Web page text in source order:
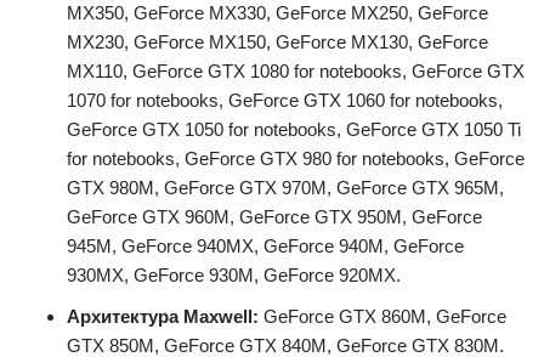
MX350, GeForce MX330, GeForce MX250, GeForce
MX230, GeForce MX150, GeForce MX130, GeForce
MX110, GeForce GTX 1080 for notebooks, GeForce GTX
1070 for notebooks, GeForce GTX 1060 for notebooks,
GeForce GTX 1050 for notebooks, GeForce GTX 1050 Ti
for notebooks, GeForce GTX 980 for notebooks, GeForce
GTX 980M, GeForce GTX 970M, GeForce GTX 965M,
GeForce GTX 960M, GeForce GTX 950M, GeForce
945M, GeForce 940MX, GeForce 940M, GeForce
930MX, GeForce 930M, GeForce 920MX.
Архитектура Maxwell: GeForce GTX 860M, GeForce
GTX 850M, GeForce GTX 840M, GeForce GTX 830M.